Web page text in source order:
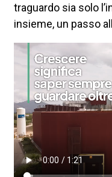
traguardo sia solo
insieme, un passo